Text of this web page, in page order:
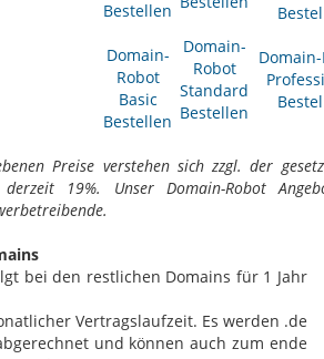
Domain-
Robot
Basic
Bestellen
Domain-
Robot
Standard
Bestellen
Preise verstehen sich zzgl. der
19%. Unser Domain-Robot
bei den restlichen Domains für 1 Jahr
Vertragslaufzeit. Es werden .de
und können auch zum ende